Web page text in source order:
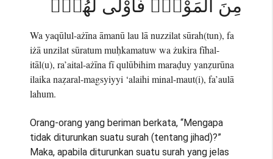
مِنَ الْمَوْتِۗ فَاَوْلٰى لَهُمْۚ
Wa yaqūlul-ażīna āmanū lau lā nuzzilat sūrah(tun), fa
iżā unzilat sūratum muḥkamatuw wa żukira fīhal-
itāl(u), ra’aital-ażīna fī qulūbihim maraḍuy yanẓurūna
ilaika naẓaral-magsyiyyi ‘alaihi minal-maut(i), fa’aulā
lahum.
Orang-orang yang beriman berkata, “Mengapa
tidak diturunkan suatu surah (tentang jihad)?”
Maka, apabila diturunkan suatu surah yang jelas